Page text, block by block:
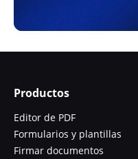
Productos
Editor de PDF
Formularios y plantillas
Firmar documentos